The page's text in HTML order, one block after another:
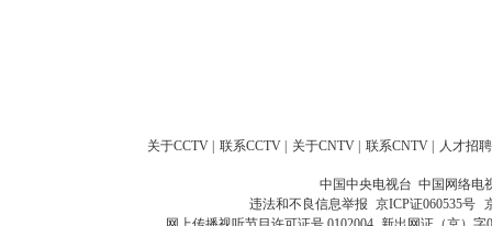
关于CCTV 联系CCTV 关于CNTV 联系CNTV 人才招聘
中国中央电视台 中国网络电
违法和不良信息举报 京ICP证060535号